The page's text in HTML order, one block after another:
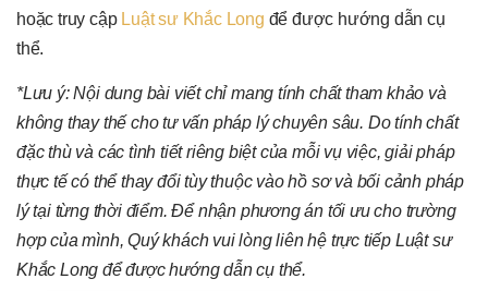
hoặc truy cập Luật sư Khắc Long để được hướng dẫn cụ
thể.
*Lưu ý: Nội dung bài viết chỉ mang tính chất tham khảo và
không thay thế cho tư vấn pháp lý chuyên sâu. Do tính chất
đặc thù và các tình tiết riêng biệt của mỗi vụ việc, giải pháp
thực tế có thể thay đổi tùy thuộc vào hồ sơ và bối cảnh pháp
lý tại từng thời điểm. Để nhận phương án tối ưu cho trường
hợp của mình, Quý khách vui lòng liên hệ trực tiếp Luật sư
Khắc Long để được hướng dẫn cụ thể.